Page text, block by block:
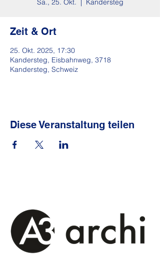
Sa., 25. Okt.
  |
Kandersteg
Zeit & Ort
25. Okt. 2025, 17:30
Kandersteg, Eisbahnweg, 3718
Kandersteg, Schweiz
Diese Veranstaltung teilen